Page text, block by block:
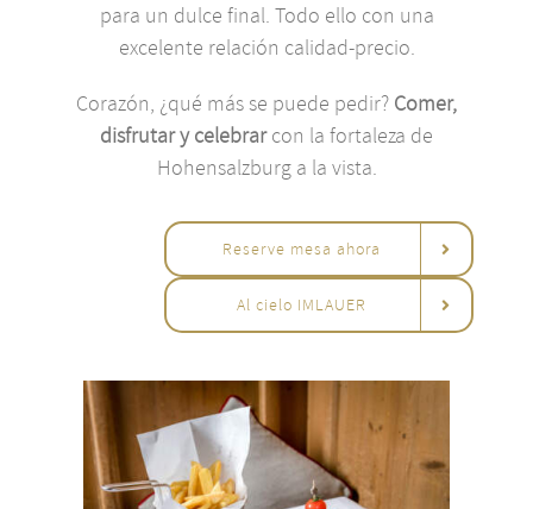
para un dulce final. Todo ello con una
excelente relación calidad-precio.
Corazón, ¿qué más se puede pedir? Comer,
disfrutar y celebrarcon la fortaleza de
Hohensalzburg a la vista.
Reserve mesa ahora
Al cielo IMLAUER